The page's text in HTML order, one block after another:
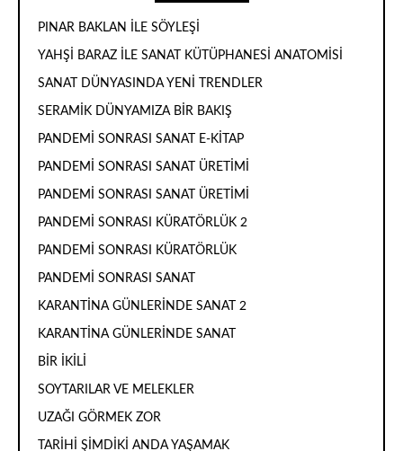
PINAR BAKLAN İLE SÖYLEŞİ
YAHŞİ BARAZ İLE SANAT KÜTÜPHANESİ ANATOMİSİ
SANAT DÜNYASINDA YENİ TRENDLER
SERAMİK DÜNYAMIZA BİR BAKIŞ
PANDEMİ SONRASI SANAT E-KİTAP
PANDEMİ SONRASI SANAT ÜRETİMİ
PANDEMİ SONRASI SANAT ÜRETİMİ
PANDEMİ SONRASI KÜRATÖRLÜK 2
PANDEMİ SONRASI KÜRATÖRLÜK
PANDEMİ SONRASI SANAT
KARANTİNA GÜNLERİNDE SANAT 2
KARANTİNA GÜNLERİNDE SANAT
BİR İKİLİ
SOYTARILAR VE MELEKLER
UZAĞI GÖRMEK ZOR
TARİHİ ŞİMDİKİ ANDA YAŞAMAK